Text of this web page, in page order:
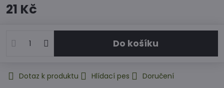
21 Kč
Do košíku
Dotaz k produktu Hlídací pes
Doručení